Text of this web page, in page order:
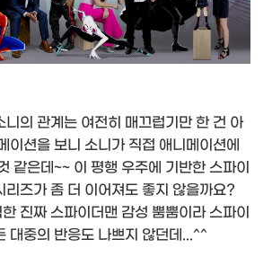
니의 관계는 여전히 매끄럽기만 한 건 아
이션을 보니 소니가 직접 애니메이션에
같은데~~ 이 평행 우주에 기반한 스파이
리즈가 좀 더 이어져도 좋지 않을까요?
진짜 스파이더맨 감성 뿜뿜이라 스파이
대중의 반응도 나쁘지 않던데...^^